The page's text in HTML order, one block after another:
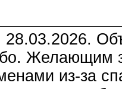
28.03.2026.
Желающим
из-за